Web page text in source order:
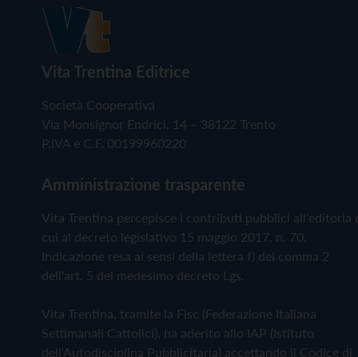
Vita Trentina Editrice
Società Cooperativa
Via Monsignor Endrici, 14 – 38122 Trento
P.IVA e C.F. 00199960220
Amministrazione trasparente
Vita Trentina percepisce i contributi pubblici all'editoria
cui al decreto legislativo 15 maggio 2017, n. 70.
Indicazione resa ai sensi della lettera f) del comma 2
dell'art. 5 del medesimo decreto Lgs.
Vita Trentina, tramite la Fisc (Federazione Italiana
Settimanali Cattolici), ha aderito allo IAP (Istituto
dell'Autodisciplina Pubblicitaria) accettando il Codice di